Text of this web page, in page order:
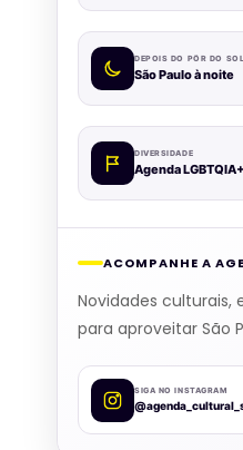
DEPOIS DO PÔR DO SOL
São Paulo à noite
DIVERSIDADE
Agenda LGBTQIA+
ACOMPANHE A
Novidades culturais,
para aproveitar São
SIGA NO INSTAGRAM